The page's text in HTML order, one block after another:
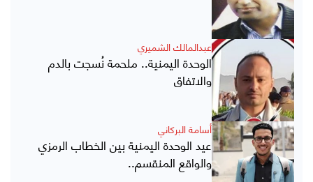
عبدالمالك الشميري
الوحدة اليمنية.. ملحمة نُسجت بالدم
والاتفاق
أسامة البركاني
عيد الوحدة اليمنية بين الخطاب الرمزي
والواقع المنقسم..